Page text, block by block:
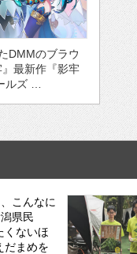
DMMのブラウ
最新作『影牢
ルズ …
こんなに
県民
くないほ
だまめを